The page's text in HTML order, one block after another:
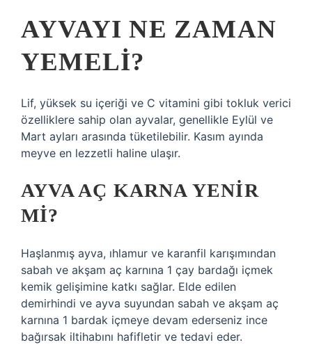
AYVAYI NE ZAMAN
YEMELI?
Lif, yüksek su içeriği ve C vitamini gibi tokluk verici
özelliklere sahip olan ayvalar, genellikle Eylül ve
Mart ayları arasında tüketilebilir. Kasım ayında
meyve en lezzetli haline ulaşır.
AYVA AÇ KARNA YENIR
MI?
Haşlanmış ayva, ıhlamur ve karanfil karışımından
sabah ve akşam aç karnına 1 çay bardağı içmek
kemik gelişimine katkı sağlar. Elde edilen
demirhindi ve ayva suyundan sabah ve akşam aç
karnına 1 bardak içmeye devam ederseniz ince
bağırsak iltihabını hafifletir ve tedavi eder.